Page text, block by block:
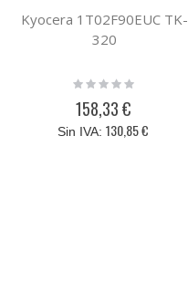
Kyocera 1T02F90EUC TK-
320
Rating:
158,33 €
130,85 €